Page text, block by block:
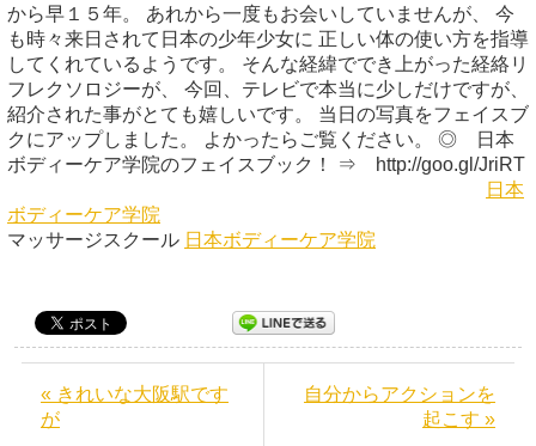
から早１５年。 あれから一度もお会いしていませんが、 今
も時々来日されて日本の少年少女に 正しい体の使い方を指導
してくれているようです。 そんな経緯ででき上がった経絡リ
フレクソロジーが、 今回、テレビで本当に少しだけですが、
紹介された事がとても嬉しいです。 当日の写真をフェイスブ
クにアップしました。 よかったらご覧ください。 ◎ 日本
ボディーケア学院のフェイスブック！ ⇒ http://goo.gl/JriRT
日本
ボディーケア学院
マッサージスクール 日本ボディーケア学院
« きれいな大阪駅です
が
自分からアクションを
起こす »